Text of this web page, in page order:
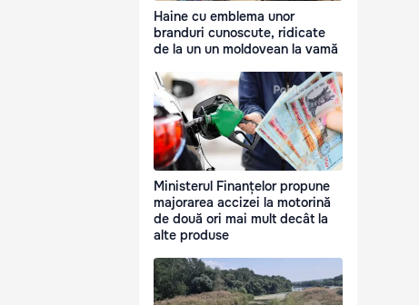
Haine cu emblema unor
branduri cunoscute, ridicate
de la un un moldovean la vamă
Ministerul Finanțelor propune
majorarea accizei la motorină
de două ori mai mult decât la
alte produse